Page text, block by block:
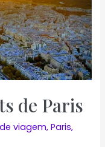
de Paris
viagem,Paris,